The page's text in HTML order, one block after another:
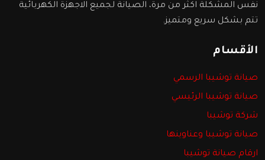
نفس المشكلة اكثر من مرة، الصيانة لجميع الاجهزة الكهربائية
تتم بشكل سريع ومتميز.
الأقسام
صيانة توشيبا الرسمي
صيانة توشيبا الرئيسي
شركة توشيبا
صيانة توشيبا وعناوينها
ارقام صيانة توشيبا